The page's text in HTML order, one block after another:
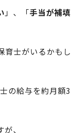
」、「手当が補填
育士がいるかもし
の給与を約月額3
、